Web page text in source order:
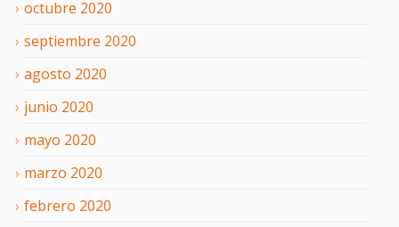
octubre 2020
septiembre 2020
agosto 2020
junio 2020
mayo 2020
marzo 2020
febrero 2020